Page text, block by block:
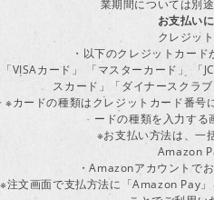
業期間については別
お支払い
クレジッ
・以下のクレジットカード
「VISAカード」 「マスターカード」 「
スカード」「ダイナースクラ
※カードの種類はクレジットカード番号
ードの種類を入力する
※お支払い方法は、一
Amazon
・Amazonアカウントで
※注文画面で支払方法に「Amazon Pay